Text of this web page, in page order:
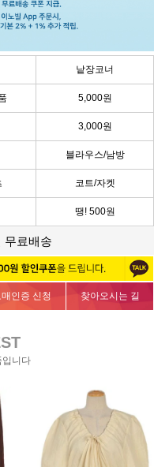
낱장코너
5,000원
3,000원
블라우스/남방
코트/자켓
땡! 500원
무료배송
매인증 신청 찾아오시는 길
입니다